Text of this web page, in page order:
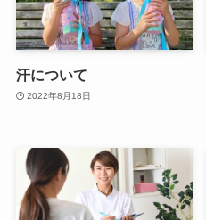
汗について
2022年8月18日